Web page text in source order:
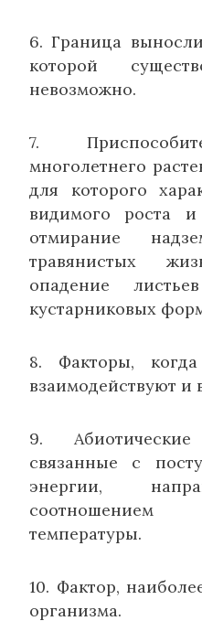
6. Граница
которой
невозможно.
7.
многолетнего
для которого
видимого роста и
отмирание
травянистых
опадение
кустарниковых
8. Факторы,
взаимодействуют и
9.
связанные с
энергии,
температуры.
10. Фактор,
организма.